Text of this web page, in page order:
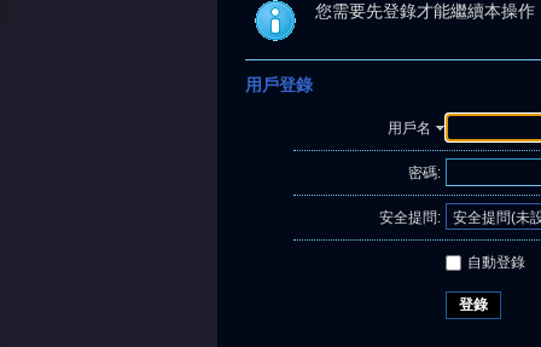
您需要先登錄才能繼續本操作
用戶登錄
用戶名
密碼:
安全提問:
自動登錄
登錄